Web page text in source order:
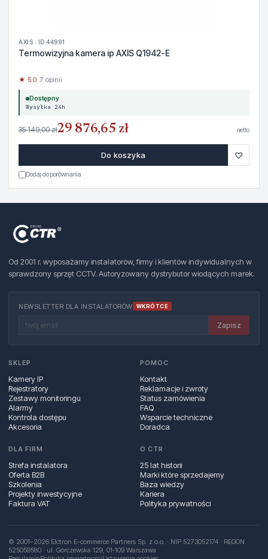
AXIS · ID 44991
Termowizyjna kamera ip AXIS Q1942-E
★ 5.0· 7 opinii
Dostępny
Wysyłka 24h
35 149,00 zł29 876,65 zł netto
Do koszyka ♡
Dodaj do porównania
Od 2001 r. wyposażamy instalatorów, firmy i klientów indywidualnych w
sprawdzony sprzęt CCTV. Autoryzowany dystrybutor wiodących marek.
NEWSLETTER DLA INSTALATORÓW WKRÓTCE
Zapisz
SKLEP
Kamery IP
Rejestratory
Zestawy monitoringu
Alarmy
Kontrola dostępu
Akcesoria
POMOC
Kontakt
Reklamacje i zwroty
Status zamówienia
FAQ
Wsparcie techniczne
Doradca
DLA FIRM
Strefa instalatora
Oferta B2B
Szkolenia
Projekty inwestycyjne
Faktura VAT
O CTR
25 lat historii
Marki które sprzedajemy
Baza wiedzy
Kariera
Polityka prywatności
© 2001–2026 Elctron E-commerce Partners Sp. z o.o. · NIP 5273052174 · REGON
525059580 · ul. Górczewska 129, 01‑109 Warszawa